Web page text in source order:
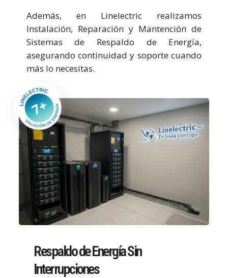
Además, en Linelectric realizamos
Instalación, Reparación y Mantención de
Sistemas de Respaldo de Energía,
asegurando continuidad y soporte cuando
más lo necesitas.
Respaldo de Energía Sin
Interrupciones